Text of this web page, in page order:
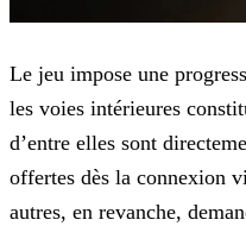
Le jeu impose une
les voies intérieures
d’entre elles sont
offertes dès la connexion
autres, en revanche,